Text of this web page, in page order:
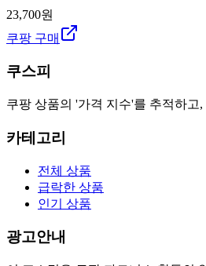
23,700원
쿠팡 구매
쿠스피
쿠팡 상품의 '가격 지수'를 추적하
카테고리
전체 상품
급락한 상품
인기 상품
광고안내